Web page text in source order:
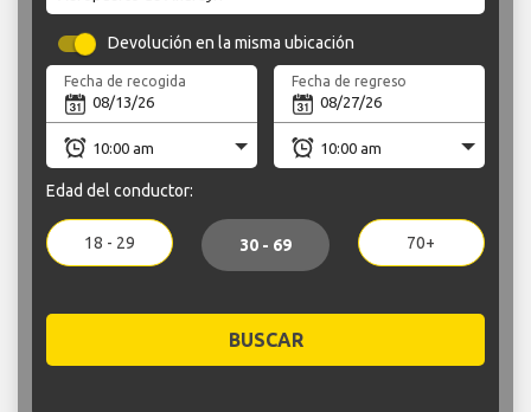
Devolución en la misma ubicación
Fecha de recogida Fecha de regreso
Edad del conductor:
18 - 29 30 - 69 70+
BUSCAR